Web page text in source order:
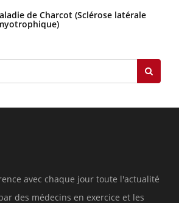
de Charcot (Sclérose latérale
avec chaque jour toute l'actualité
des médecins en exercice et les